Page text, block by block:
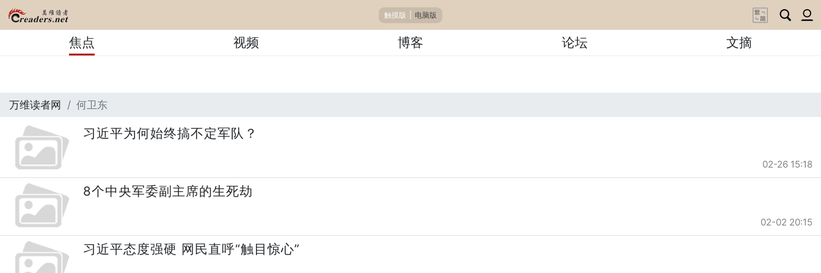
触摸版 电脑版
焦点 视频 博客 论坛 文摘
万维读者网 何卫东
习近平为何始终搞不定军队？
02-26 15:18
8个中央军委副主席的生死劫
02-02 20:15
习近平态度强硬 网民直呼“触目惊心”